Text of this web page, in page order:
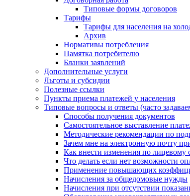
Типовые формы договоров
Тарифы
Тарифы для населения на
Архив
Нормативы потребления
Памятка потребителю
Бланки заявлений
Дополнительные услуги
Льготы и субсидии
Полезные ссылки
Пункты приема платежей у населения
Типовые вопросы и ответы (часто
Способы получения документов
Самостоятельное выставление
Методические рекомендации по
Зачем мне на электронную почту
Как внести изменения по
Что делать если нет возможности
Применение повышающих
Начисления за общедомовые нужды
Начисления при отсутствии